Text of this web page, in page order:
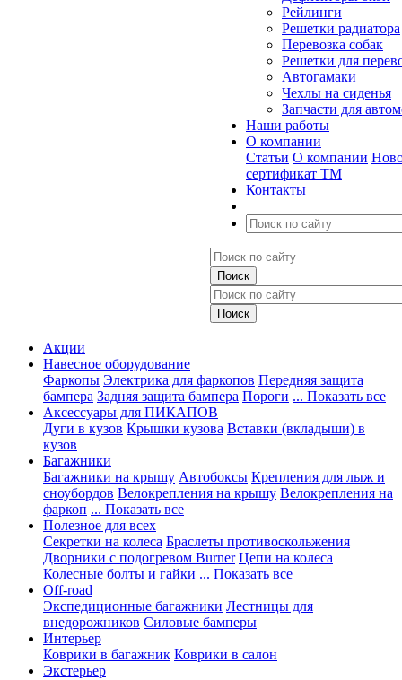
Рейлинги
Решетки радиатора
Перевозка собак
Решетки для
Автогамаки
Чехлы на сиденья
Запчасти для
Наши работы
О компании
Статьи О компании
сертификат ТМ
Контакты
Акции
Навесное оборудование
Фаркопы Электрика для фаркопов Передняя защита
бампера Задняя защита бампера Пороги ... Показать все
Аксессуары для ПИКАПОВ
Дуги в кузов Крышки кузова Вставки (вкладыши) в
кузов
Багажники
Багажники на крышу Автобоксы Крепления для лыж и
сноубордов Велокрепления на крышу Велокрепления на
фаркоп ... Показать все
Полезное для всех
Секретки на колеса Браслеты противоскольжения
Дворники с подогревом Burner Цепи на колеса
Колесные болты и гайки ... Показать все
Off-road
Экспедиционные багажники Лестницы для
внедорожников Силовые бамперы
Интерьер
Коврики в багажник Коврики в салон
Экстерьер